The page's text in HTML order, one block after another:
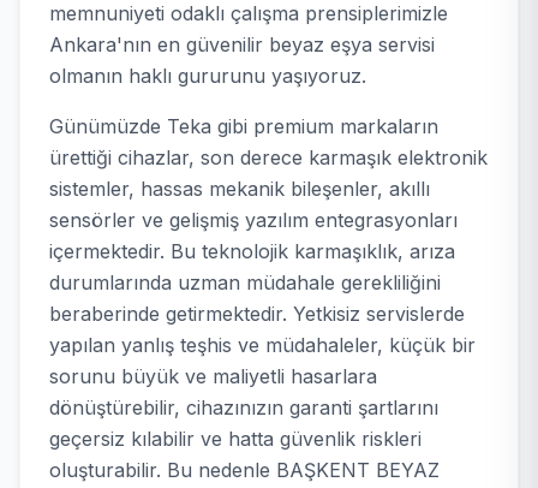
memnuniyeti odaklı çalışma prensiplerimizle
Ankara'nın en güvenilir beyaz eşya servisi
olmanın haklı gururunu yaşıyoruz.
Günümüzde Teka gibi premium markaların
ürettiği cihazlar, son derece karmaşık elektronik
sistemler, hassas mekanik bileşenler, akıllı
sensörler ve gelişmiş yazılım entegrasyonları
içermektedir. Bu teknolojik karmaşıklık, arıza
durumlarında uzman müdahale gerekliliğini
beraberinde getirmektedir. Yetkisiz servislerde
yapılan yanlış teşhis ve müdahaleler, küçük bir
sorunu büyük ve maliyetli hasarlara
dönüştürebilir, cihazınızın garanti şartlarını
geçersiz kılabilir ve hatta güvenlik riskleri
oluşturabilir. Bu nedenle BAŞKENT BEYAZ